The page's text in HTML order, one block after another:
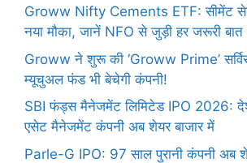
Groww Nifty Cements ETF: सीमेंट
नया मौका, जानें NFO से जुड़ी हर जरूरी बात
Groww ने शुरू की ‘Groww Prime’
म्यूचुअल फंड भी बेचेगी कंपनी!
SBI फंड्स मैनेजमेंट लिमिटेड IPO 2026:
एसेट मैनेजमेंट कंपनी अब शेयर बाजार में
Parle-G IPO: 97 साल पुरानी कंपनी अब